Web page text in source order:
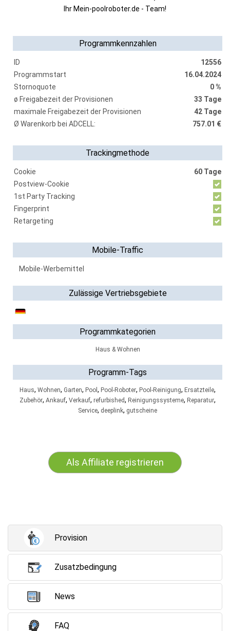
Ihr Mein-poolroboter.de - Team!
Programmkennzahlen
ID
12556
Programmstart
16.04.2024
Stornoquote
0 %
ø Freigabezeit der Provisionen
33 Tage
maximale Freigabezeit der Provisionen
42 Tage
Ø Warenkorb bei ADCELL:
757.01 €
Trackingmethode
Cookie
60 Tage
Postview-Cookie
1st Party Tracking
Fingerprint
Retargeting
Mobile-Traffic
Mobile-Werbemittel
Zulässige Vertriebsgebiete
Programmkategorien
Haus & Wohnen
Programm-Tags
Haus, Wohnen, Garten, Pool , Pool-Roboter, Pool-Reinigung, Ersatzteile,
Zubehör, Ankauf, Verkauf, refurbished, Reinigungssysteme, Reparatur,
Service, deeplink, gutscheine
Als Affiliate registrieren
Provision
Zusatzbedingung
News
FAQ